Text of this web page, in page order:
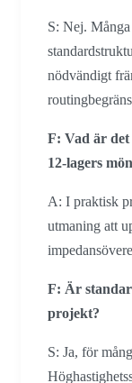
S: Nej.
nödvändigt
F: Vad är
12-lagers
A: I praktisk
utmaning att
F: Är
projekt?
S: Ja, för